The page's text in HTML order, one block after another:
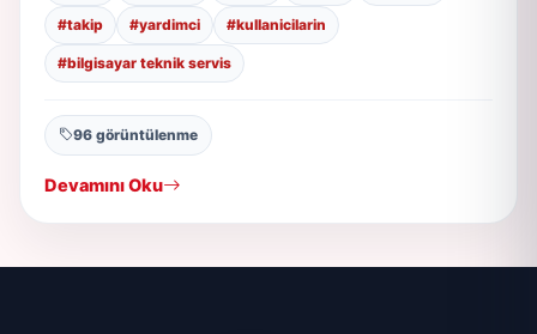
#takip #yardimci #kullanicilarin
#bilgisayar teknik servis
96 görüntülenme
Devamını Oku